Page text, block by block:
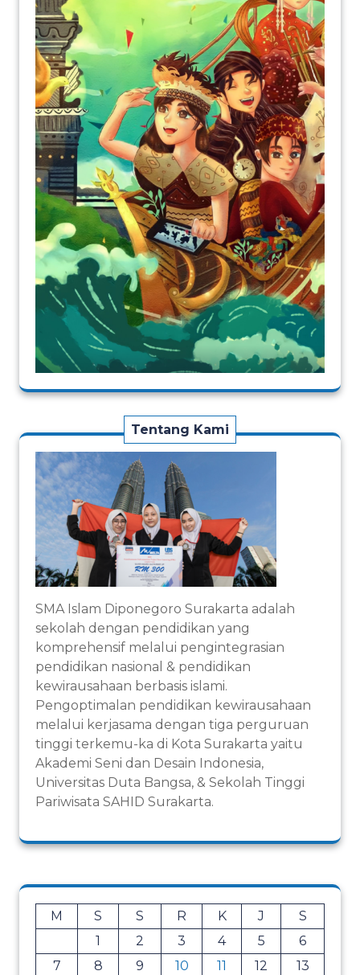
Tentang Kami
SMA Islam Diponegoro Surakarta adalah
sekolah dengan pendidikan yang
komprehensif melalui pengintegrasian
pendidikan nasional & pendidikan
kewirausahaan berbasis islami.
Pengoptimalan pendidikan kewirausahaan
melalui kerjasama dengan tiga perguruan
tinggi terkemu-ka di Kota Surakarta yaitu
Akademi Seni dan Desain Indonesia,
Universitas Duta Bangsa, & Sekolah Tinggi
Pariwisata SAHID Surakarta.
M S S R K J
S
1
2 3 4 5
6
7
8 9 10 11 12
13